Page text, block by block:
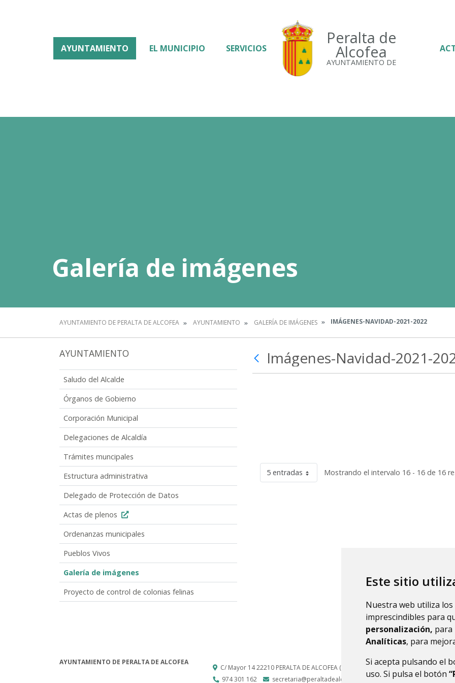
Este sitio
Nuestra web utiliza
imprescindibles para
personalización, para
Analíticas, para
Si acepta pulsando el
uso. Si pulsa el botón
Peralta de
Alcofea
AYUNTAMIENTO DE
AYUNTAMIENTO EL MUNICIPIO SERVICIOS
Galería de imágenes
AYUNTAMIENTO DE PERALTA DE ALCOFEA AYUNTAMIENTO GALERÍA DE IMÁGENES IMÁGENES-NAVIDAD-2021-2022
AYUNTAMIENTO
Saludo del Alcalde
Órganos de Gobierno
Corporación Municipal
Delegaciones de Alcaldía
Trámites muncipales
Estructura administrativa
Delegado de Protección de Datos
Actas de plenos
Ordenanzas municipales
Pueblos Vivos
Galería de imágenes
Proyecto de control de colonias felinas
Imágenes-Navidad-2021-
5 entradas Mostrando el intervalo 16 - 16 de 16
AYUNTAMIENTO DE PERALTA DE ALCOFEA
C/ Mayor 1422210 PERALTA DE ALCOFEA (HUESCA)- ARAGÓN (ESPAÑA)
974 301 162
secretaria@peraltadealcofea.es